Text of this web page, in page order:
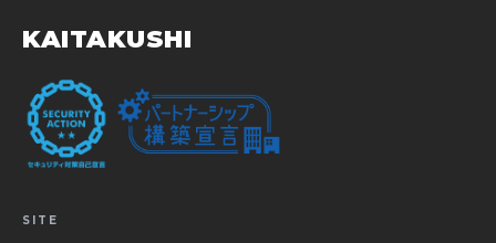
KAITAKUSHI
SITE